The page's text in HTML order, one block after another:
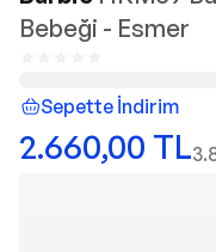
Bebeği - Esmer
Sepette İndirim
2.660,00 TL